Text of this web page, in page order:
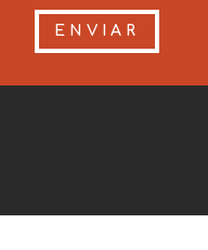
ENVIAR